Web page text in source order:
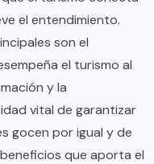
el entendimiento.
son el
el turismo al
y la
vital de garantizar
gocen por igual y de
que aporta el